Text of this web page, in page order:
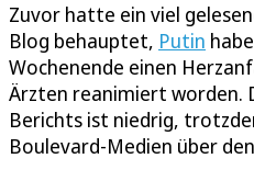
Zuvor hatte ein viel
Blog behauptet, Putin
Wochenende einen
Ärzten reanimiert worden.
Berichts ist niedrig,
Boulevard-Medien über